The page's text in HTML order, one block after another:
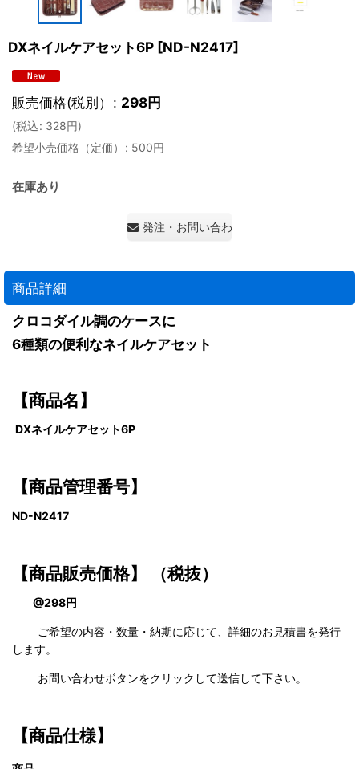
DXネイルケアセット6P [ND-N2417]
販売価格(税別） : 298円
(税込: 328円)
希望小売価格（定価）
: 500円
在庫あり
発注・お問い合わせ・見積もり依頼
商品詳細
クロコダイル調のケースに
6種類の便利なネイルケアセット
【商品名】
DXネイルケアセット6P
【商品管理番号】
ND-N2417
【商品販売価格】 （税抜）
@298円
ご希望の内容・数量・納期に応じて、詳細のお見積書を発行
します。
お問い合わせボタンをクリックして送信して下さい。
【商品仕様】